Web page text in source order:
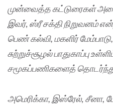
முன்வைத்த கட்டுரைகள்
இவர், ஸ்ரீ சக்தி நிறுவனம்
பெண் கல்வி, மகளிர்
சுற்றுச்சூழல் பாதுகாப்பு
சமூகப்பணிகளைத் தொடர்ந்து
அமெரிக்கா, இஸ்ரேல், சீனா,